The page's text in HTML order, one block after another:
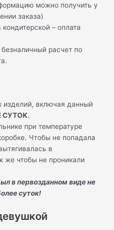
можно получить у
заказа)
– оплата
расчет по
изделий, включая данный
СУТОК.
при температуре
Чтобы не попадала
в
же чтобы не проникали
в первозданном виде не
суток!